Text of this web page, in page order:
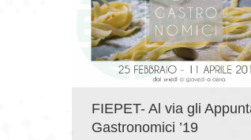
FIEPET- Al via gli
Gastronomici ’19